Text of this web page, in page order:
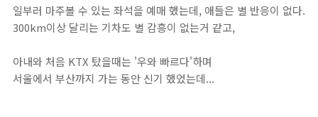
일부러 마주볼 수 있는 좌석을 예매 했는데, 애들은 별 반응이 없다.
300km이상 달리는 기차도 별 감흥이 없는거 같고,
아내와 처음 KTX 탔을때는 '우와 빠르다'하며
서울에서 부산까지 가는 동안 신기 했었는데...